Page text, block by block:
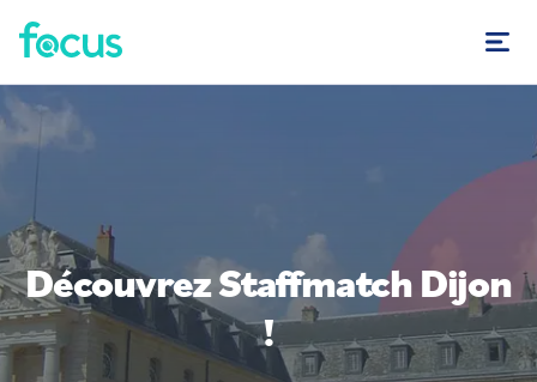
Découvrez Staffmatch Dijon
!